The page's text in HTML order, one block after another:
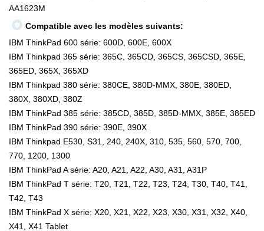
AA1623M
Compatible avec les modèles suivants:
IBM ThinkPad 600 série: 600D, 600E, 600X
IBM Thinkpad 365 série: 365C, 365CD, 365CS, 365CSD, 365E,
365ED, 365X, 365XD
IBM Thinkpad 380 série: 380CE, 380D-MMX, 380E, 380ED,
380X, 380XD, 380Z
IBM ThinkPad 385 série: 385CD, 385D, 385D-MMX, 385E, 385ED
IBM ThinkPad 390 série: 390E, 390X
IBM Thinkpad E530, S31, 240, 240X, 310, 535, 560, 570, 700,
770, 1200, 1300
IBM ThinkPad A série: A20, A21, A22, A30, A31, A31P
IBM ThinkPad T série: T20, T21, T22, T23, T24, T30, T40, T41,
T42, T43
IBM ThinkPad X série: X20, X21, X22, X23, X30, X31, X32, X40,
X41, X41 Tablet